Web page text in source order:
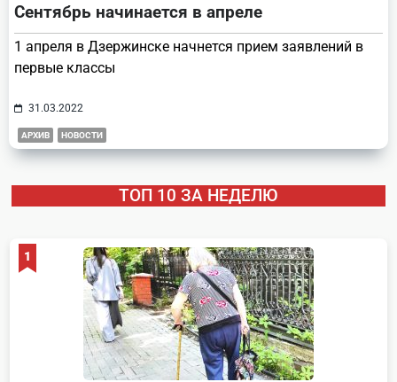
Сентябрь начинается в апреле
1 апреля в Дзержинске начнется прием заявлений в
первые классы
31.03.2022
АРХИВ НОВОСТИ
ТОП 10 ЗА НЕДЕЛЮ